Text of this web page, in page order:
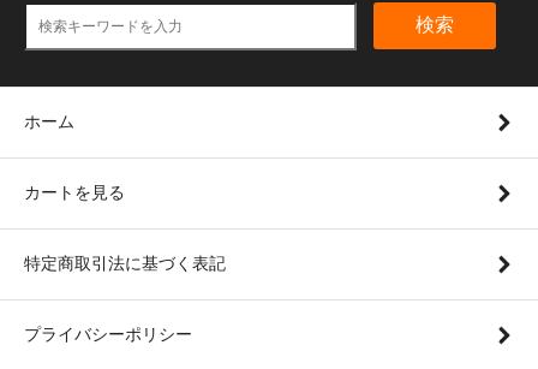
検索
ホーム
カートを見る
特定商取引法に基づく表記
プライバシーポリシー